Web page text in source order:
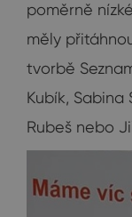
poměrně
měly
tvorbě
Kubík, Sabina
Rubeš nebo